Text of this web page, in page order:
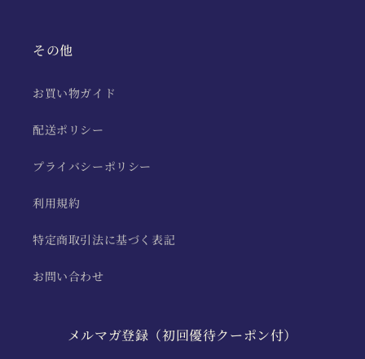
その他
お買い物ガイド
配送ポリシー
プライバシーポリシー
利用規約
特定商取引法に基づく表記
お問い合わせ
メルマガ登録（初回優待クーポン付）